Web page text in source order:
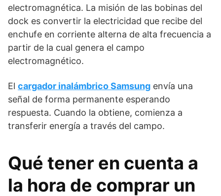
electromagnética. La misión de las bobinas del
dock es convertir la electricidad que recibe del
enchufe en corriente alterna de alta frecuencia a
partir de la cual genera el campo
electromagnético.
El cargador inalámbrico Samsung envía una
señal de forma permanente esperando
respuesta. Cuando la obtiene, comienza a
transferir energía a través del campo.
Qué tener en cuenta a
la hora de comprar un